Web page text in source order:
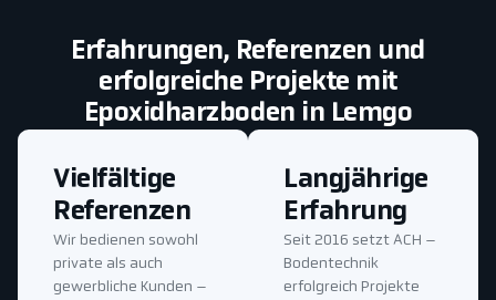
Erfahrungen, Referenzen und
erfolgreiche Projekte mit
Epoxidharzboden in Lemgo
Langjährige
Erfahrung
Seit 2016 setzt ACH –
Bodentechnik
erfolgreich Projekte
Vielfältige
Referenzen
Wir bedienen sowohl
private als auch
gewerbliche Kunden –